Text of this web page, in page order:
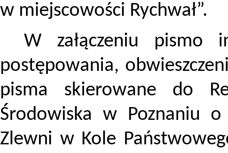
w miejscowości Rychwał”.
W załączeniu pismo
postępowania,
pisma skierowane do
Środowiska w Poznaniu
Zlewni w Kole